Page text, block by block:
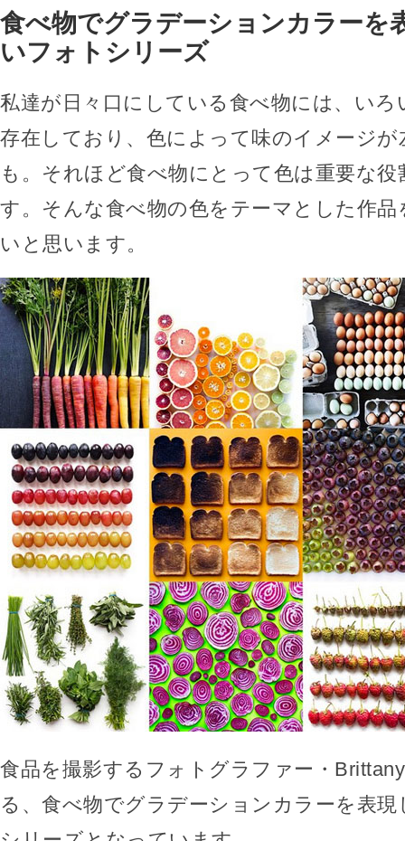
食べ物でグラデーションカラーを
いフォトシリーズ
私達が日々口にしている食べ物には、い
存在しており、色によって味のイメージ
も。それほど食べ物にとって色は重要な
す。そんな食べ物の色をテーマとした作品
いと思います。
食品を撮影するフォトグラファー・
る、食べ物でグラデーションカラーを表